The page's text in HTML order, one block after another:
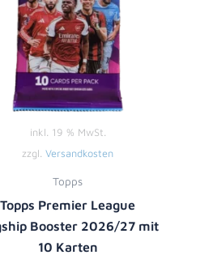
inkl. 19 % MwSt.
zzgl. Versandkosten
Topps
Topps Premier League
Booster 2026/27 mit
10 Karten